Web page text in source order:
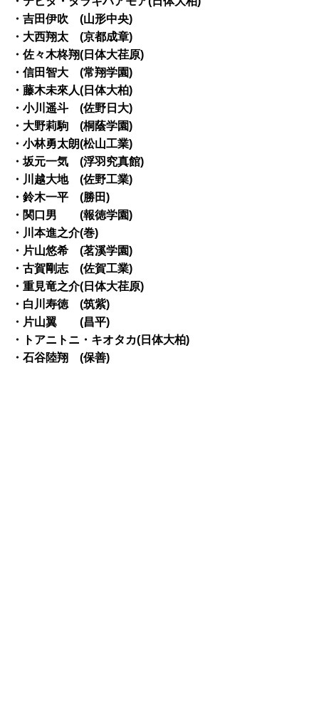
・吉田伊吹 (山形中央)
・大西翔太 (京都成章)
・佐々木柊翔(日体大荏原)
・信田智大 (常翔学園)
・藤木未來人(日体大柏)
・小川遥斗 (佐野日大)
・大野莉駒 (桐蔭学園)
・小林勇太朗(松山工業)
・坂元一気 (浮羽究真館)
・川越大地 (佐野工業)
・鈴木一平 (勝田)
・関口男 (報徳学園)
・川本進之介(巻)
・片山悠希 (茗溪学園)
・古賀剛志 (佐賀工業)
・重見竜之介(日体大荏原)
・白川寿徳 (筑紫)
・片山翼 (昌平)
・トアニトニ・キオタカ(日体大柏)
・石谷陸翔 (保善)